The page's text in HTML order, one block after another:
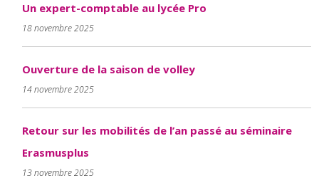
Un expert-comptable au lycée Pro
18 novembre 2025
Ouverture de la saison de volley
14 novembre 2025
Retour sur les mobilités de l’an passé au séminaire
Erasmusplus
13 novembre 2025